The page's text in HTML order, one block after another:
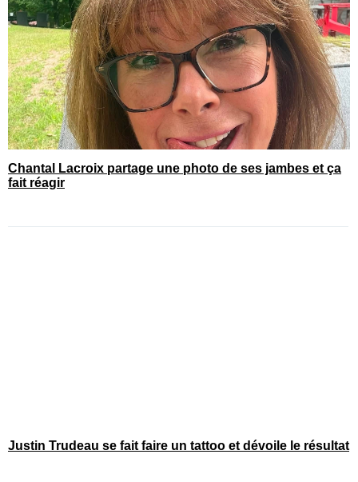
Chantal Lacroix partage une photo de ses jambes et ça
fait réagir
Justin Trudeau se fait faire un tattoo et dévoile le résultat